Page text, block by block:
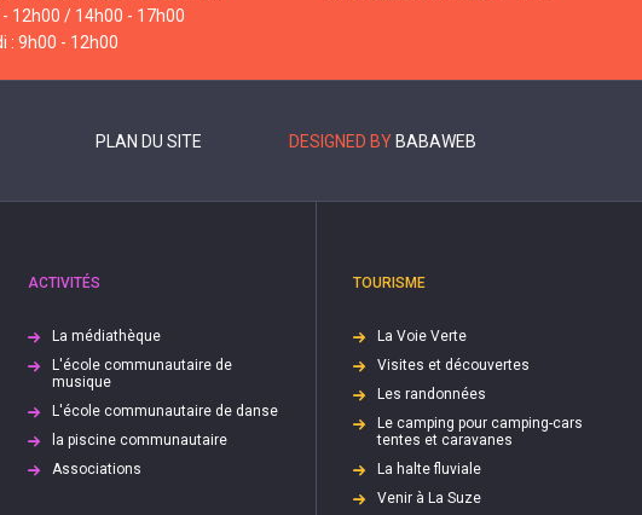
12h00 / 14h00 - 17h00
: 9h00 - 12h00
PLAN DU SITE DESIGNED BY BABAWEB
ACTIVITÉS
La médiathèque
L'école communautaire de
musique
L'école communautaire de danse
la piscine communautaire
Associations
TOURISME
La Voie Verte
Visites et découvertes
Les randonnées
Le camping pour camping-cars
tentes et caravanes
La halte fluviale
Venir à La Suze